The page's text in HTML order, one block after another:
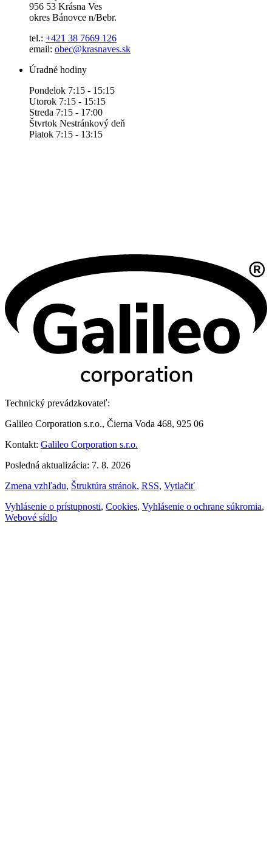
956 53 Krásna Ves
okres Bánovce n/Bebr.
tel.: +421 38 7669 126
email: obec@krasnaves.sk
Úradné hodiny
Pondelok 7:15 - 15:15
Utorok 7:15 - 15:15
Streda 7:15 - 17:00
Štvrtok Nestránkový deň
Piatok 7:15 - 13:15
Technický prevádzkovateľ:
Galileo Corporation s.r.o., Čierna Voda 468, 925 06
Kontakt: Galileo Corporation s.r.o.
Posledná aktualizácia: 7. 8. 2026
Zmena vzhľadu, Štruktúra stránok, RSS, Vytlačiť
Vyhlásenie o prístupnosti, Cookies, Vyhlásenie o ochrane súkromia,
Webové sídlo